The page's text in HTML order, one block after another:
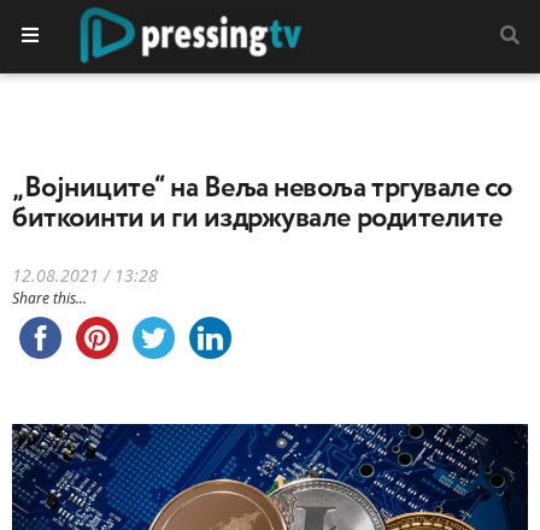
„Војниците“ на Веља невоља тргувале со
биткоинти и ги издржувале родителите
12.08.2021 / 13:28
Share this...